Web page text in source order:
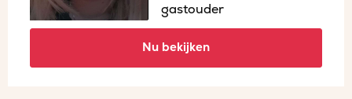
gastouder
Nu bekijken